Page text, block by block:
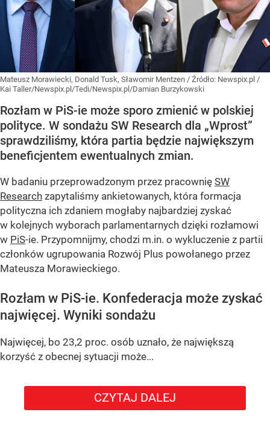
Mateusz Morawiecki, Donald Tusk, Sławomir Mentzen / Źródło: Newspix.pl /
Kai Taller/Newspix.pl/Tedi/Newspix.pl/Damian Burzykowski
Rozłam w PiS-ie może sporo zmienić w polskiej
polityce. W sondażu SW Research dla „Wprost”
sprawdziliśmy, która partia będzie największym
beneficjentem ewentualnych zmian.
W badaniu przeprowadzonym przez pracownię SW
Research zapytaliśmy ankietowanych, która formacja
polityczna ich zdaniem mogłaby najbardziej zyskać
w kolejnych wyborach parlamentarnych dzięki rozłamowi
w PiS-ie. Przypomnijmy, chodzi m.in. o wykluczenie z partii
członków ugrupowania Rozwój Plus powołanego przez
Mateusza Morawieckiego.
Rozłam w PiS-ie. Konfederacja może zyskać
najwięcej. Wyniki sondażu
Najwięcej, bo 23,2 proc. osób uznało, że największą
korzyść z obecnej sytuacji może...
CZYTAJ DALEJ